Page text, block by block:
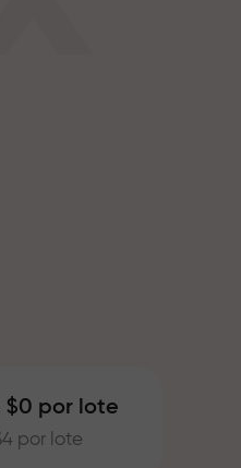
por lote
por lote